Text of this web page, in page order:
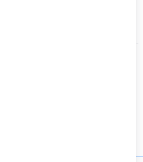
ısı transferi yapan akışkan.
dışarı atan yüzey.